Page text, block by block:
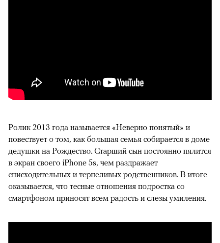
Ролик 2013 года называется «Неверно понятый» и
повествует о том, как большая семья собирается в доме
дедушки на Рождество. Старший сын постоянно пялится
в экран своего iPhone 5s, чем раздражает
снисходительных и терпеливых родственников. В итоге
оказывается, что тесные отношения подростка со
смартфоном приносят всем радость и слезы умиления.